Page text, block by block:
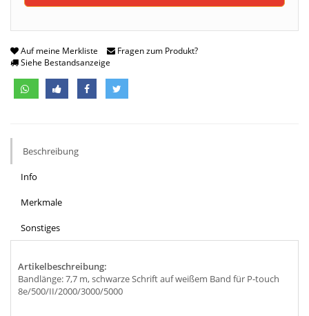
Auf meine Merkliste
Fragen zum Produkt?
Siehe Bestandsanzeige
Beschreibung
Info
Merkmale
Sonstiges
Artikelbeschreibung:
Bandlänge: 7,7 m, schwarze Schrift auf weißem Band für P-touch
8e/500/II/2000/3000/5000